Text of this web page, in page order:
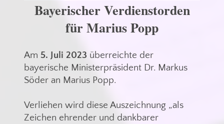
Bayerischer Verdienstorden
für Marius Popp
Am 5. Juli 2023 überreichte der
bayerische Ministerpräsident Dr. Markus
Söder an Marius Popp.
Verliehen wird diese Auszeichnung „als
Zeichen ehrender und dankbarer